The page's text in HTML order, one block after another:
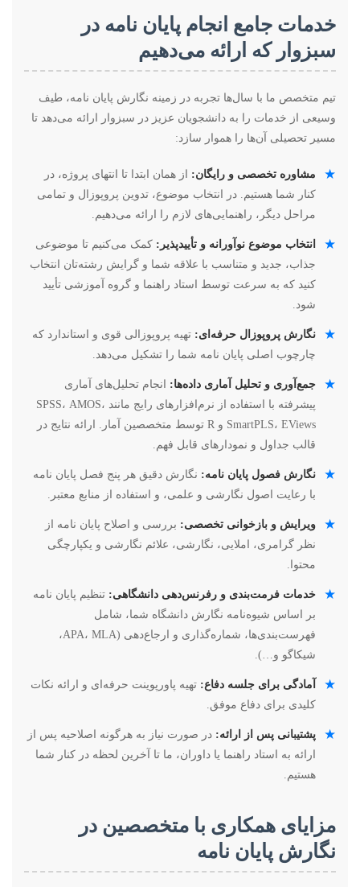
خدمات جامع انجام پایان نامه در
سبزوار که ارائه می‌دهیم
تیم متخصص ما با سال‌ها تجربه در زمینه نگارش پایان نامه، طیف
وسیعی از خدمات را به دانشجویان عزیز در سبزوار ارائه می‌دهد تا
مسیر تحصیلی آن‌ها را هموار سازد:
★ مشاوره تخصصی و رایگان: از همان ابتدا تا انتهای پروژه، در
کنار شما هستیم. در انتخاب موضوع، تدوین پروپوزال و تمامی
مراحل دیگر، راهنمایی‌های لازم را ارائه می‌دهیم.
★ انتخاب موضوع نوآورانه و تأییدپذیر: کمک می‌کنیم تا موضوعی
جذاب، جدید و متناسب با علاقه شما و گرایش رشته‌تان انتخاب
کنید که به سرعت توسط استاد راهنما و گروه آموزشی تأیید
شود.
★ نگارش پروپوزال حرفه‌ای: تهیه پروپوزالی قوی و استاندارد که
چارچوب اصلی پایان نامه شما را تشکیل می‌دهد.
★ جمع‌آوری و تحلیل آماری داده‌ها: انجام تحلیل‌های آماری
پیشرفته با استفاده از نرم‌افزارهای رایج مانند SPSS، AMOS،
SmartPLS، EViews و R توسط متخصصین آمار. ارائه نتایج در
قالب جداول و نمودارهای قابل فهم.
★ نگارش فصول پایان نامه: نگارش دقیق هر پنج فصل پایان نامه
با رعایت اصول نگارشی و علمی، و استفاده از منابع معتبر.
★ ویرایش و بازخوانی تخصصی: بررسی و اصلاح پایان نامه از
نظر گرامری، املایی، نگارشی، علائم نگارشی و یکپارچگی
محتوا.
★ خدمات فرمت‌بندی و رفرنس‌دهی دانشگاهی: تنظیم پایان نامه
بر اساس شیوه‌نامه نگارش دانشگاه شما، شامل
فهرست‌بندی‌ها، شماره‌گذاری و ارجاع‌دهی (APA، MLA،
شیکاگو و…).
★ آمادگی برای جلسه دفاع: تهیه پاورپوینت حرفه‌ای و ارائه نکات
کلیدی برای دفاع موفق.
★ پشتیبانی پس از ارائه: در صورت نیاز به هرگونه اصلاحیه پس از
ارائه به استاد راهنما یا داوران، ما تا آخرین لحظه در کنار شما
هستیم.
مزایای همکاری با متخصصین در
نگارش پایان نامه